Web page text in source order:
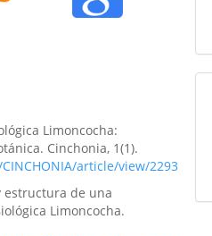
Limoncocha:
Cinchonia, 1(1).
article/view/2293
estructura de una
Limoncocha.